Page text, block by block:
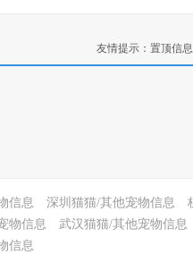
友情提示：置顶信
信息 深圳猫猫/其他宠物信息
物信息 武汉猫猫/其他宠物信息
信息